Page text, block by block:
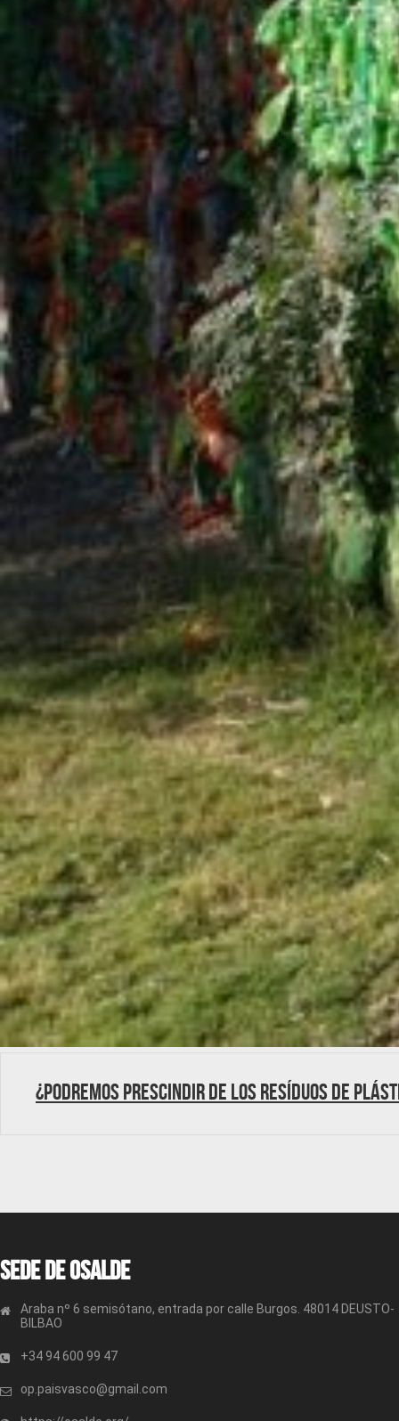
¿Podremos prescindir de los resíduos de
Sede de OSALDE
Araba nº 6 semisótano, entrada por calle Burgos. 48014 DEUSTO-
BILBAO
+34 94 600 99 47
op.paisvasco@gmail.com